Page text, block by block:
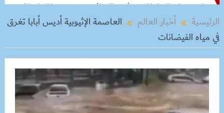
البطولة من ثمن النهائي
بعد رحلة طويلة.. ميسي
الرئيسية
أخبار العالم
العاصمة الإثيوبية أديس أبابا تغرق
في مياه الفيضانات